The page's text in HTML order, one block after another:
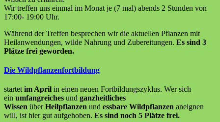
Wir treffen uns einmal im Monat je (7 mal) abends 2 Stunden von
17:00- 19:00 Uhr.
Während der Treffen besprechen wir die aktuellen Pflanzen mit
Heilanwendungen, wilde Nahrung und Zubereitungen. Es sind 3
Plätze frei geworden.
Die Wildpflanzenfortbildung
startetim April in einen neuen Fortbildungszyklus. Wer sich
ein umfangreiches und ganzheitliches
Wissen überHeilpflanzen und essbare Wildpflanzen aneignen
will, ist hier gut aufgehoben. Es sind noch 5 Plätze frei.